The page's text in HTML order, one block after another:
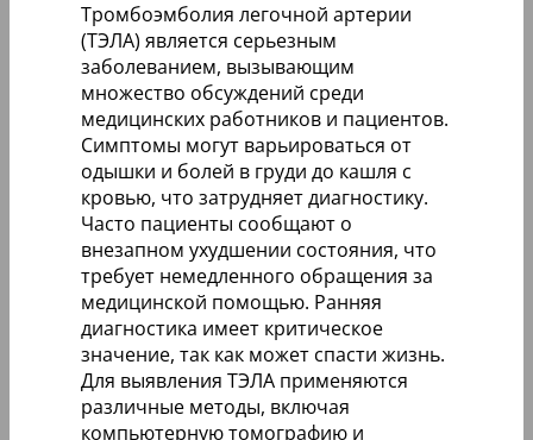
Тромбоэмболия легочной артерии
(ТЭЛА) является серьезным
заболеванием, вызывающим
множество обсуждений среди
медицинских работников и пациентов.
Симптомы могут варьироваться от
одышки и болей в груди до кашля с
кровью, что затрудняет диагностику.
Часто пациенты сообщают о
внезапном ухудшении состояния, что
требует немедленного обращения за
медицинской помощью. Ранняя
диагностика имеет критическое
значение, так как может спасти жизнь.
Для выявления ТЭЛА применяются
различные методы, включая
компьютерную томографию и